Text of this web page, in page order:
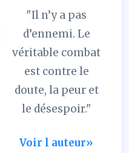
"Il n’y a pas
d’ennemi. Le
véritable combat
est contre le
doute, la peur et
le désespoir."
Voir l auteur»